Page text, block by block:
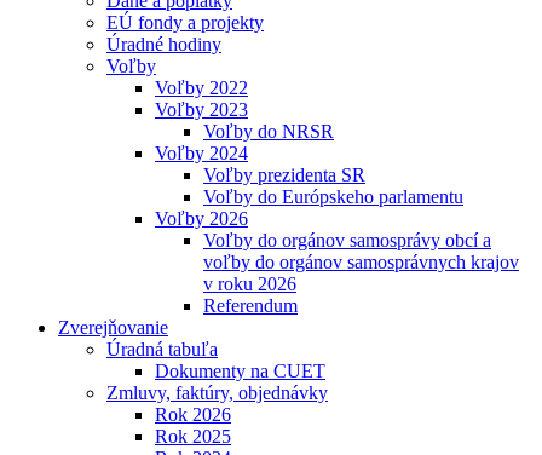
EÚ fondy a projekty
Úradné hodiny
Voľby
Voľby 2022
Voľby 2023
Voľby do NRSR
Voľby 2024
Voľby prezidenta SR
Voľby do Európskeho parlamentu
Voľby 2026
Voľby do orgánov samosprávy obcí a
voľby do orgánov samosprávnych krajov
v roku 2026
Referendum
Zverejňovanie
Úradná tabuľa
Dokumenty na CUET
Zmluvy, faktúry, objednávky
Rok 2026
Rok 2025